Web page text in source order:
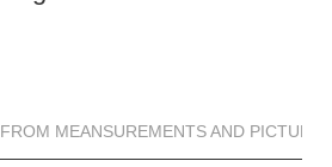
FROM MEANSUREMENTS AND